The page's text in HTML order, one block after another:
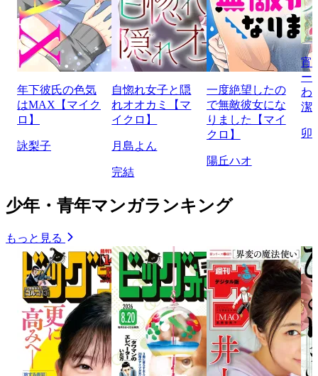
年下彼氏の色気
はMAX【マイク
ロ】
詠梨子
自惚れ女子と隠
れオオカミ【マ
イクロ】
月島よん
完結
一度絶望したの
で無敵彼女にな
りました【マイ
クロ】
陽丘ハオ
宵
ー
わ
潔
卯
少年・青年マンガランキング
もっと見る